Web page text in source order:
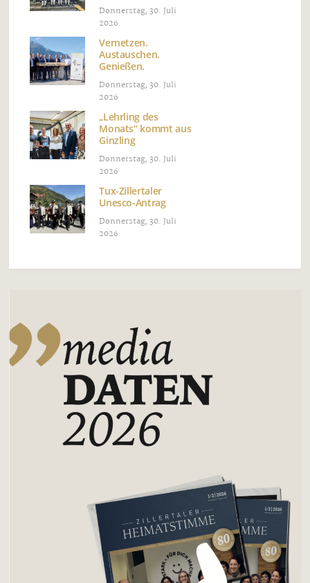
Donnerstag, 30. Juli
2026
Vernetzen.
Austauschen.
Genießen.
Donnerstag, 30. Juli
2026
„Lehrling des
Monats“ kommt aus
Ginzling
Donnerstag, 30. Juli
2026
Tux-Zillertaler
Unesco-Antrag
Donnerstag, 30. Juli
2026